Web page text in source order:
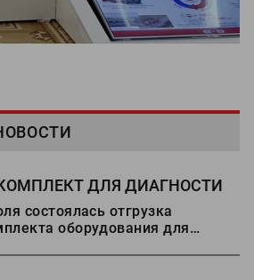
ДЛЯ ДИАГНОСТИ
состоялась отгрузка
оборудования для